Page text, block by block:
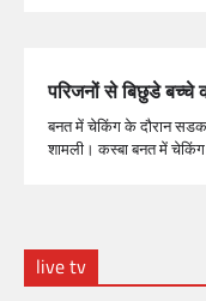
परिजनों से बिछुडे बच्चे
बनत में चेकिंग के दौरान सडक
शामली। कस्बा बनत में
live tv